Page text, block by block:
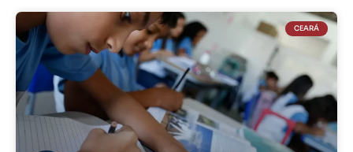
CEARÁ